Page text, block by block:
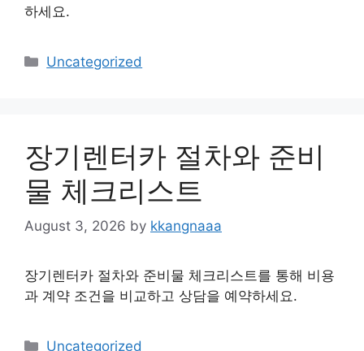
하세요.
Categories
Uncategorized
장기렌터카 절차와 준비
물 체크리스트
August 3, 2026 by kkangnaaa
장기렌터카 절차와 준비물 체크리스트를 통해 비용
과 계약 조건을 비교하고 상담을 예약하세요.
Categories
Uncategorized